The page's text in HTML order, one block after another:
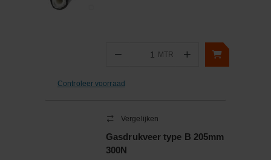
− Aantal
MTR +
Controleer voorraad
Vergelijken
Gasdrukveer type B 205mm
300N